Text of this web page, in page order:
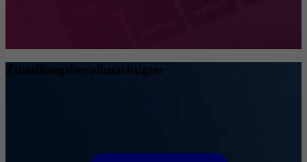
Zustellungsbevollmächtigter